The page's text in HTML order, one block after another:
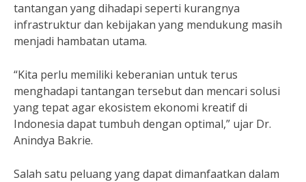
tantangan yang dihadapi seperti kurangnya
infrastruktur dan kebijakan yang mendukung masih
menjadi hambatan utama.
“Kita perlu memiliki keberanian untuk terus
menghadapi tantangan tersebut dan mencari solusi
yang tepat agar ekosistem ekonomi kreatif di
Indonesia dapat tumbuh dengan optimal,” ujar Dr.
Anindya Bakrie.
Salah satu peluang yang dapat dimanfaatkan dalam